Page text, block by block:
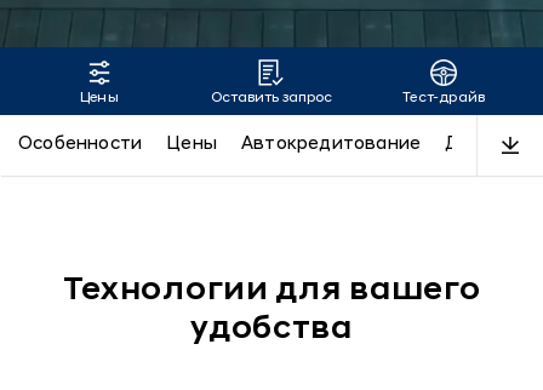
TUCSON
Цены Оставить запрос Тест-драйв
Особенности Цены Автокредитование Дизайн
Технологии для вашего
удобства